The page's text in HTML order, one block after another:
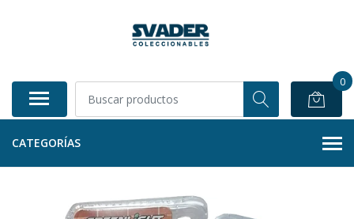
0
CATEGORÍAS